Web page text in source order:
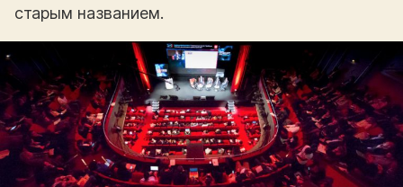
старым названием.